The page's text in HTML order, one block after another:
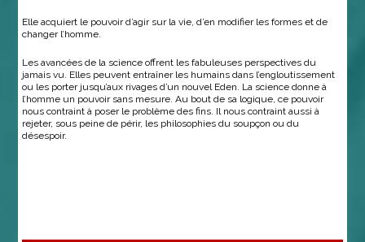
Elle acquiert le pouvoir d’agir sur la vie, d’en modifier les formes et de
changer l’homme.
Les avancées de la science offrent les fabuleuses perspectives du
jamais vu. Elles peuvent entraîner les humains dans l’engloutissement
ou les porter jusqu’aux rivages d’un nouvel Eden. La science donne à
l’homme un pouvoir sans mesure. Au bout de sa logique, ce pouvoir
nous contraint à poser le problème des fins. Il nous contraint aussi à
rejeter, sous peine de périr, les philosophies du soupçon ou du
désespoir.